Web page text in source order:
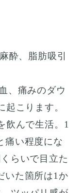
酔、脂肪吸引
、痛みのダウ
起こります。
飲んで生活。1
痛い程度にな
らいで目立た
いた箇所は1か